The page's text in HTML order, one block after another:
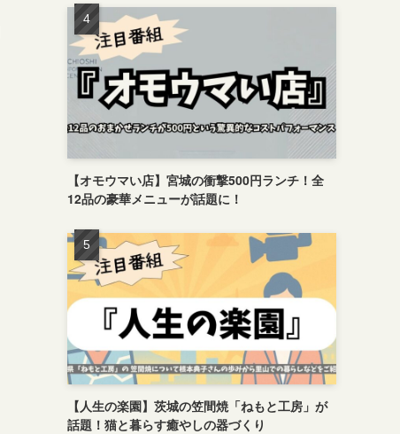
【オモウマい店】宮城の衝撃500円ランチ！全
12品の豪華メニューが話題に！
【人生の楽園】茨城の笠間焼「ねもと工房」が
話題！猫と暮らす癒やしの器づくり